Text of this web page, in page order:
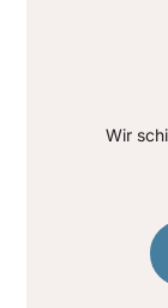
Wir